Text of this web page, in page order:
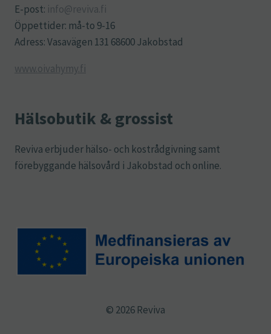
E-post: info@reviva.fi
Öppettider: må-to 9-16
Adress: Vasavägen 131 68600 Jakobstad
www.oivahymy.fi
Hälsobutik & grossist
Reviva erbjuder hälso- och kostrådgivning samt
förebyggande hälsovård i Jakobstad och online.
© 2026 Reviva